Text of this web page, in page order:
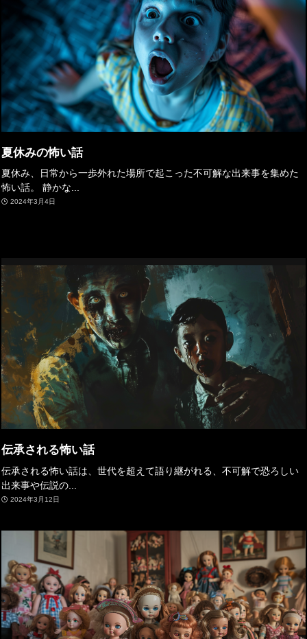
夏休みの怖い話
夏休み、日常から一歩外れた場所で起こった不可解な出来事を集めた
怖い話。 静かな...
2024年3月4日
伝承される怖い話
伝承される怖い話は、世代を超えて語り継がれる、不可解で恐ろしい
出来事や伝説の...
2024年3月12日